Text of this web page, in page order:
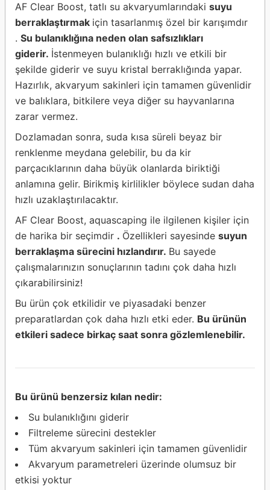
AF Clear Boost, tatlı su akvaryumlarındaki suyu
berraklaştırmak için tasarlanmış özel bir karışımdır
. Su bulanıklığına neden olan safsızlıkları
giderir. İstenmeyen bulanıklığı hızlı ve etkili bir
şekilde giderir ve suyu kristal berraklığında yapar.
Hazırlık, akvaryum sakinleri için tamamen güvenlidir
ve balıklara, bitkilere veya diğer su hayvanlarına
zarar vermez.
Dozlamadan sonra, suda kısa süreli beyaz bir
renklenme meydana gelebilir, bu da kir
parçacıklarının daha büyük olanlarda biriktiği
anlamına gelir. Birikmiş kirlilikler böylece sudan daha
hızlı uzaklaştırılacaktır.
AF Clear Boost, aquascaping ile ilgilenen kişiler için
de harika bir seçimdir . Özellikleri sayesinde suyun
berraklaşma sürecini hızlandırır. Bu sayede
çalışmalarınızın sonuçlarının tadını çok daha hızlı
çıkarabilirsiniz!
Bu ürün çok etkilidir ve piyasadaki benzer
preparatlardan çok daha hızlı etki eder. Bu ürünün
etkileri sadece birkaç saat sonra gözlemlenebilir.
Bu ürünü benzersiz kılan nedir:
Su bulanıklığını giderir
Filtreleme sürecini destekler
Tüm akvaryum sakinleri için tamamen güvenlidir
Akvaryum parametreleri üzerinde olumsuz bir
etkisi yoktur